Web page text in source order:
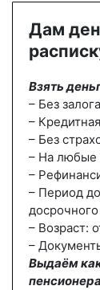
Дам
Взять
– Без
–
– Без
– На любые
–
– Период
– Возраст:
–
Выдаём